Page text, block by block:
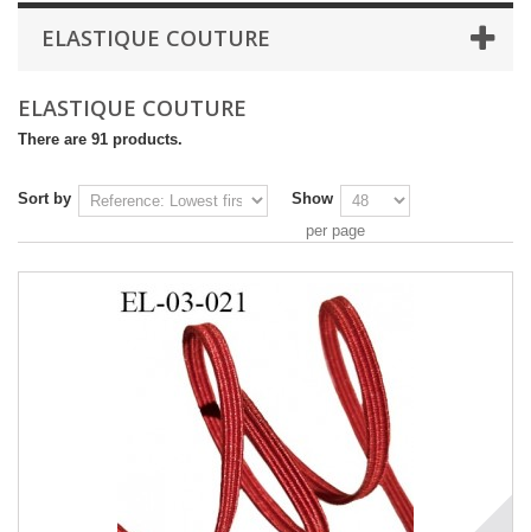
ELASTIQUE COUTURE
ELASTIQUE COUTURE
There are 91 products.
Sort by
Show
per page